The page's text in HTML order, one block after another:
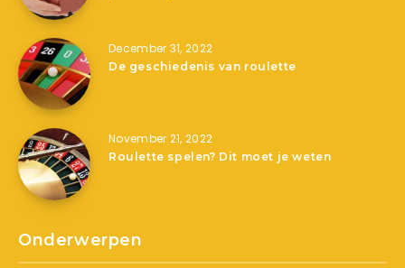
December 31, 2022
De geschiedenis van roulette
November 21, 2022
Roulette spelen? Dit moet je weten
Onderwerpen